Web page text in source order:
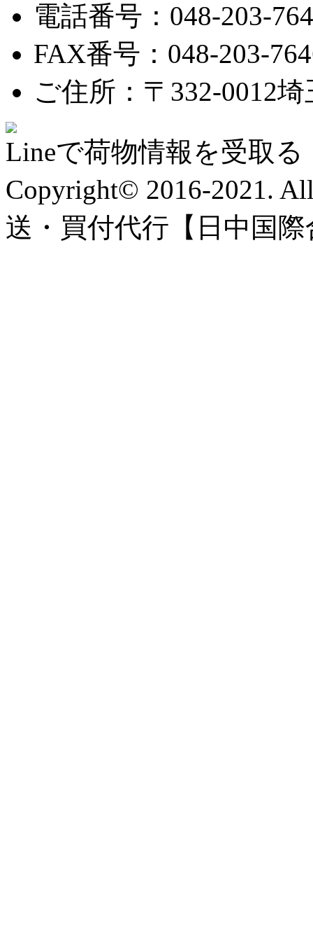
電話番号：048-203-
FAX番号：048-203-
ご住所：〒332-0012
Lineで荷物情報を受取る
Copyright© 2016-2021.
送・買付代行【日中国